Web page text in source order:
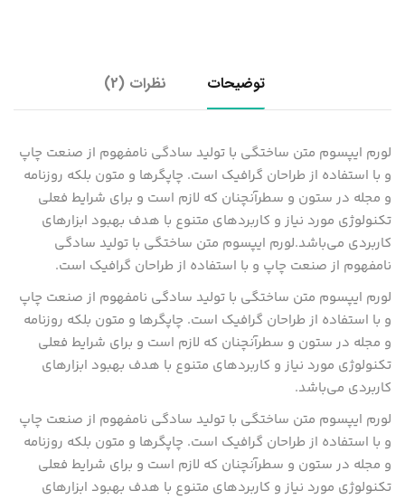
توضیحات نظرات (2)
لورم ایپسوم متن ساختگی با تولید سادگی نامفهوم از صنعت چاپ
و با استفاده از طراحان گرافیک است. چاپگرها و متون بلکه روزنامه
و مجله در ستون و سطرآنچنان که لازم است و برای شرایط فعلی
تکنولوژی مورد نیاز و کاربردهای متنوع با هدف بهبود ابزارهای
کاربردی می‌باشد.لورم ایپسوم متن ساختگی با تولید سادگی
نامفهوم از صنعت چاپ و با استفاده از طراحان گرافیک است.
لورم ایپسوم متن ساختگی با تولید سادگی نامفهوم از صنعت چاپ
و با استفاده از طراحان گرافیک است. چاپگرها و متون بلکه روزنامه
و مجله در ستون و سطرآنچنان که لازم است و برای شرایط فعلی
تکنولوژی مورد نیاز و کاربردهای متنوع با هدف بهبود ابزارهای
کاربردی می‌باشد.
لورم ایپسوم متن ساختگی با تولید سادگی نامفهوم از صنعت چاپ
و با استفاده از طراحان گرافیک است. چاپگرها و متون بلکه روزنامه
و مجله در ستون و سطرآنچنان که لازم است و برای شرایط فعلی
تکنولوژی مورد نیاز و کاربردهای متنوع با هدف بهبود ابزارهای